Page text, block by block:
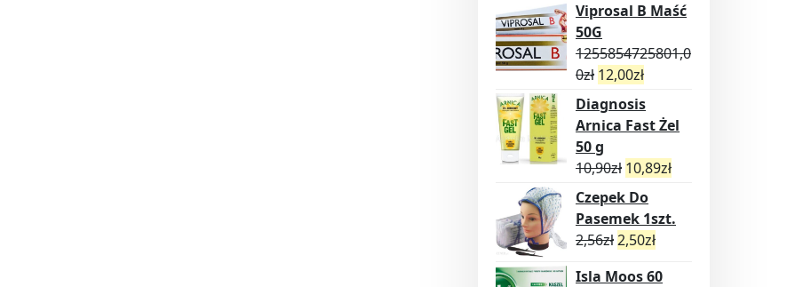
Viprosal B Maść
50G
1255854725801,0
0zł 12,00zł
Diagnosis
Arnica Fast Żel
50 g
10,90zł 10,89zł
Czepek Do
Pasemek 1szt.
2,56zł2,50zł
Isla Moos 60